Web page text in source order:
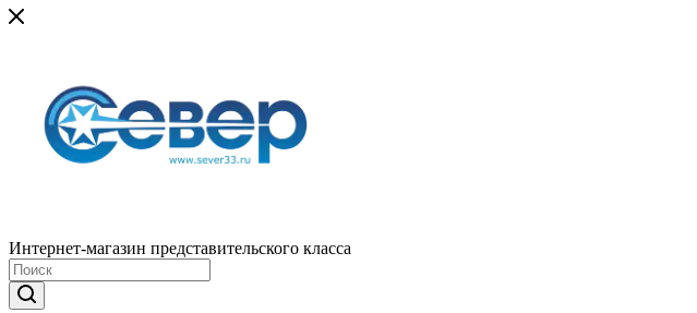
Интернет-магазин представительского класса